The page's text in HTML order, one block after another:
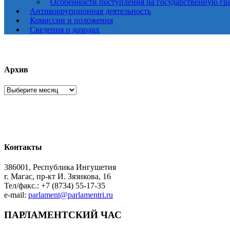
Особенности поступления на государственную
Антикоррупционная деятельность
Комиссии и положения
Сведения о доходах
Архив
Архив
Контакты
386001, Республика Ингушетия
г. Магас, пр-кт И. Зязикова, 16
Тел/факс.: +7 (8734) 55-17-35
e-mail: parlament@parlamentri.ru
ПАРЛАМЕНТСКИЙ ЧАС